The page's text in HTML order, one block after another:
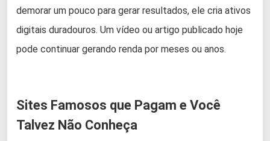
demorar um pouco para gerar resultados, ele cria ativos
digitais duradouros. Um vídeo ou artigo publicado hoje
pode continuar gerando renda por meses ou anos.
Sites Famosos que Pagam e Você
Talvez Não Conheça